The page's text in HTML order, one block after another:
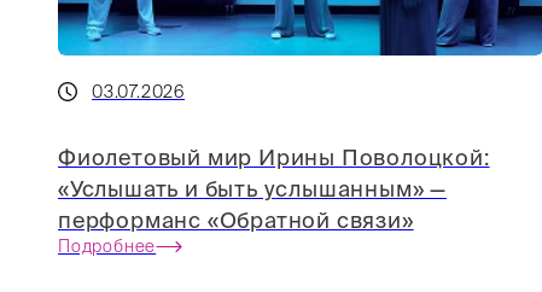
03.07.2026
Фиолетовый мир Ирины Поволоцкой:
«Услышать и быть услышанным» —
перформанс «Обратной связи»
Подробнее